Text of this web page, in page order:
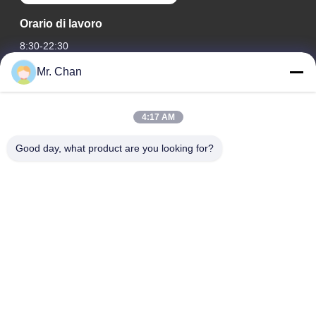
Orario di lavoro
8:30-22:30
Il nostro indirizzo
ventottesimo, Jiuan Rd, zona industriale di Jiuli, Shangwang.
Mr. Chan
4:17 AM
Good day, what product are you looking for?